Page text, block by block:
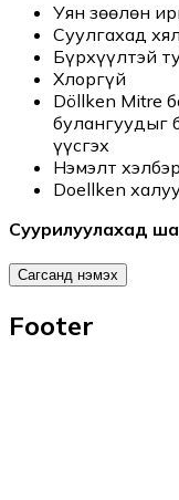
Уян зөөлөн
Суулгахад
Бүрхүүлтэй
Хлоргүй
Döllken Mitre
булангуудыг
үүсгэх
Нэмэлт
Doellken
Суурилуулахад
Сагсанд нэмэх
Footer